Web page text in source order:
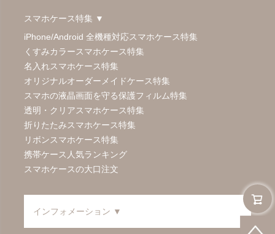
スマホケース特集 ▼
iPhone/Android 全機種対応スマホケース特集
くすみカラースマホケース特集
名入れスマホケース特集
オリジナルオーダーメイドケース特集
スマホの液晶画面を守る保護フィルム特集
透明・クリアスマホケース特集
折りたたみスマホケース特集
リボンスマホケース特集
携帯ケース人気ランキング
スマホケースの大口注文
インフォメーション ▼